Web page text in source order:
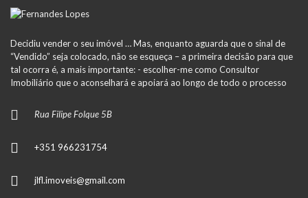
Decidiu vender o seu imóvel … Mas, enquanto aguarda que o sinal de
“Vendido” seja colocado, não se esqueça – a primeira decisão para que
tal ocorra é, a mais importante: - escolher-me como Consultor
Imobiliário que o aconselhará e apoiará ao longo de todo o processo
Rua Filipe Folque 5B
+351 966231754
jlfl.imoveis@gmail.com